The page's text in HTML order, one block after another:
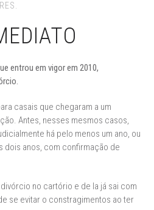
entrou em vigor em 2010,
casais que chegaram a um
Antes, nesses mesmos casos,
há pelo menos um ano, ou
dois anos, com confirmação de
no cartório e de la já sai com
se evitar o constragimentos ao ter